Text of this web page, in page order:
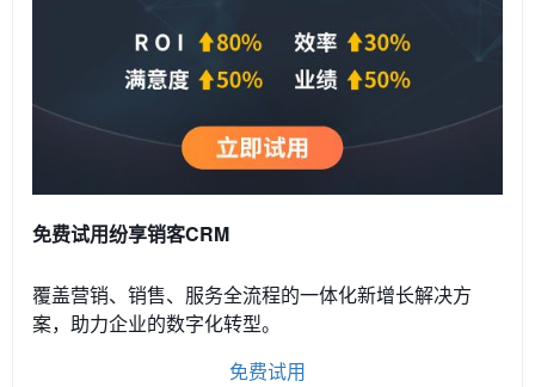
免费试用纷享销客CRM
覆盖营销、销售、服务全流程的一体化新增长解决方
案，助力企业的数字化转型。
免费试用